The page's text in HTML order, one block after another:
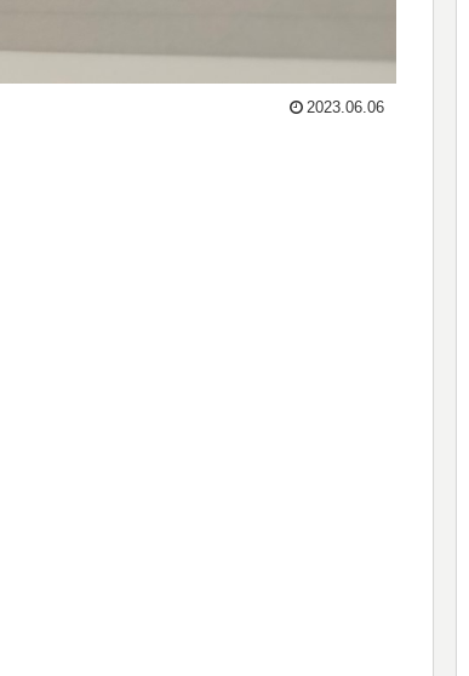
2023.06.06